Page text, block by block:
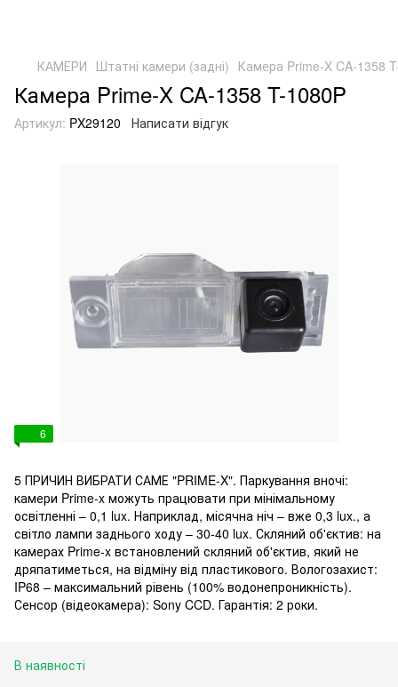
КАМЕРИ Штатні камери (задні) Камера Prime-X CA-1358
Камера Prime-X CA-1358 T-1080P
Артикул: PX29120 Написати відгук
6
5 ПРИЧИН ВИБРАТИ САМЕ "PRIME-X". Паркування вночі:
камери Prime-x можуть працювати при мінімальному
освітленні – 0,1 lux. Наприклад, місячна ніч – вже 0,3 lux., а
світло лампи заднього ходу – 30-40 lux. Скляний об'єктив: на
камерах Prime-x встановлений скляний об'єктив, який не
дряпатиметься, на відміну від пластикового. Вологозахист:
IP68 – максимальний рівень (100% водонепроникність).
Сенсор (відеокамера): Sony CCD. Гарантія: 2 роки.
В наявності